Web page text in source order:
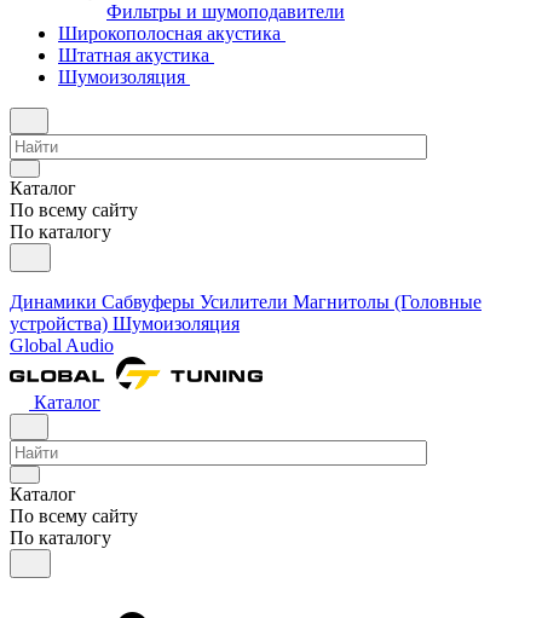
Фильтры и шумоподавители
Широкополосная акустика
Штатная акустика
Шумоизоляция
Каталог
По всему сайту
По каталогу
Динамики Сабвуферы Усилители Магнитолы (Головные
устройства) Шумоизоляция
Global Audio
Каталог
Каталог
По всему сайту
По каталогу